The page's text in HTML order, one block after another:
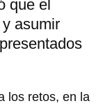
que el
asumir
los retos, en la